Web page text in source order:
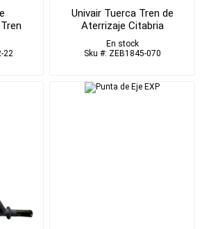
22
Univair Tuerca Tren de
Aterrizaje Citabria
En stock
Sku #: ZEB1845-070